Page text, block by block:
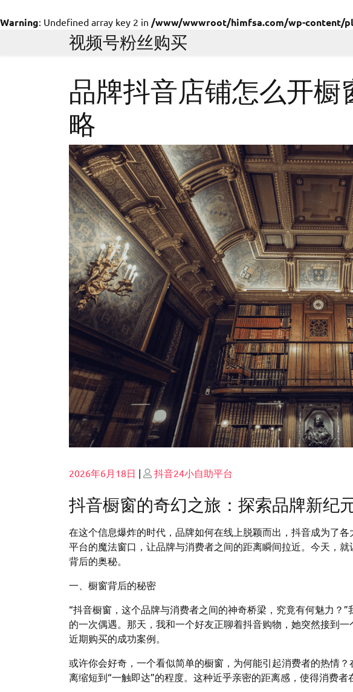
Warning: Undefined array key 2 in /www/wwwroot/himfsa.com/wp-content/
视频号粉丝购买
品牌抖音店铺怎么开橱
略
Posted
2026年6月18日 | Posted
抖音24小自助平台
抖音橱窗的奇幻之旅：探索品牌新纪
在这个信息爆炸的时代，品牌如何在线上脱颖而出，抖音成为了
平台的魔法窗口，让品牌与消费者之间的距离瞬间拉近。今天，
背后的奥秘。
一、橱窗背后的秘密
“抖音橱窗，这个品牌与消费者之间的神奇桥梁，究竟有何魅力？
的一次偶遇。那天，我和一个好友正聊着抖音购物，她突然接到
近期购买的成功案例。
或许你会好奇，一个看似简单的橱窗，为何能引起消费者的热情
离缩短到“一触即达”的程度。这种近乎亲密的距离感，使得消费者